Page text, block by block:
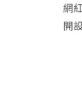
網
開